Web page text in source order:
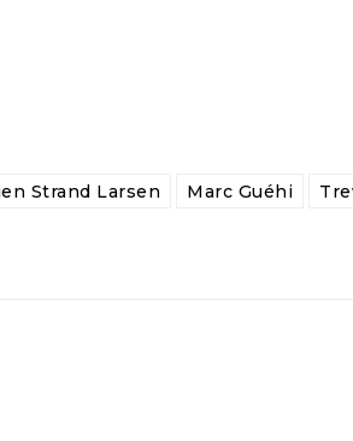
Strand Larsen Marc Guéhi